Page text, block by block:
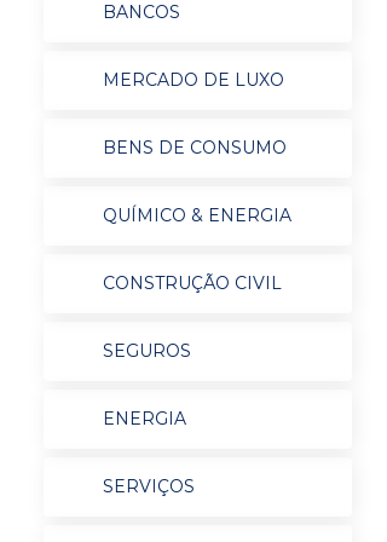
BANCOS
MERCADO DE LUXO
BENS DE CONSUMO
QUÍMICO & ENERGIA
CONSTRUÇÃO CIVIL
SEGUROS
ENERGIA
SERVIÇOS